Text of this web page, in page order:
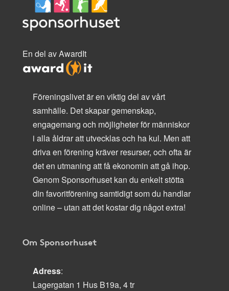
En del av AwardIt
Föreningslivet är en viktig del av vårt
samhälle. Det skapar gemenskap,
engagemang och möjligheter för människor
i alla åldrar att utvecklas och ha kul. Men att
driva en förening kräver resurser, och ofta är
det en utmaning att få ekonomin att gå ihop.
Genom Sponsorhuset kan du enkelt stötta
din favoritförening samtidigt som du handlar
online – utan att det kostar dig något extra!
Om Sponsorhuset
Adress:
Lagergatan 1 Hus B19a, 4 tr